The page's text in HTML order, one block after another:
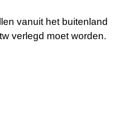
vanuit het buitenland
verlegd moet worden.